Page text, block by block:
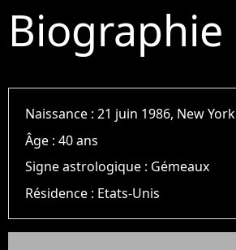
Biographie
Naissance :21 juin 1986, New York
Âge :40 ans
Signe astrologique : Gémeaux
Résidence : Etats-Unis